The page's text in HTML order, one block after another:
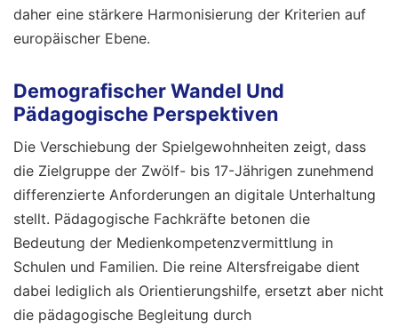
daher eine stärkere Harmonisierung der Kriterien auf
europäischer Ebene.
Demografischer Wandel Und
Pädagogische Perspektiven
Die Verschiebung der Spielgewohnheiten zeigt, dass
die Zielgruppe der Zwölf- bis 17-Jährigen zunehmend
differenzierte Anforderungen an digitale Unterhaltung
stellt. Pädagogische Fachkräfte betonen die
Bedeutung der Medienkompetenzvermittlung in
Schulen und Familien. Die reine Altersfreigabe dient
dabei lediglich als Orientierungshilfe, ersetzt aber nicht
die pädagogische Begleitung durch